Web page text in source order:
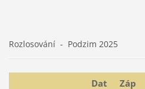
Rozlosování - Podzim 2025
Dat
Záp